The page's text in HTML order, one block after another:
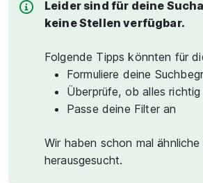
Leider sind für deine
keine Stellen verfügbar.
Folgende Tipps könnten für
Formuliere deine
Überprüfe, ob alles
Passe deine Filter an
Wir haben schon mal
herausgesucht.